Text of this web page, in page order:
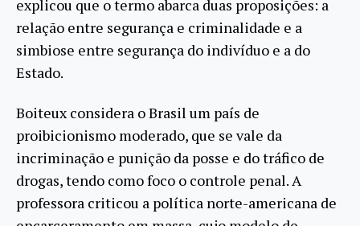
explicou que o termo abarca duas proposições: a
relação entre segurança e criminalidade e a
simbiose entre segurança do indivíduo e a do
Estado.
Boiteux considera o Brasil um país de
proibicionismo moderado, que se vale da
incriminação e punição da posse e do tráfico de
drogas, tendo como foco o controle penal. A
professora criticou a política norte-americana de